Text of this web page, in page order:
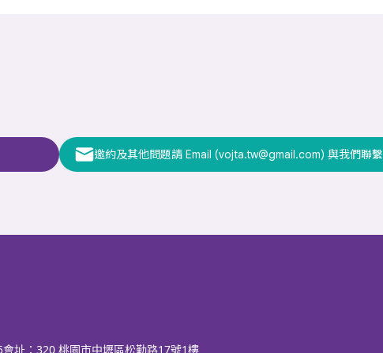
邀約及其他問題請 Email (vojta.tw@gmail.com) 與我們聯繫
會址：320 桃園市中壢區松勤路17號1樓